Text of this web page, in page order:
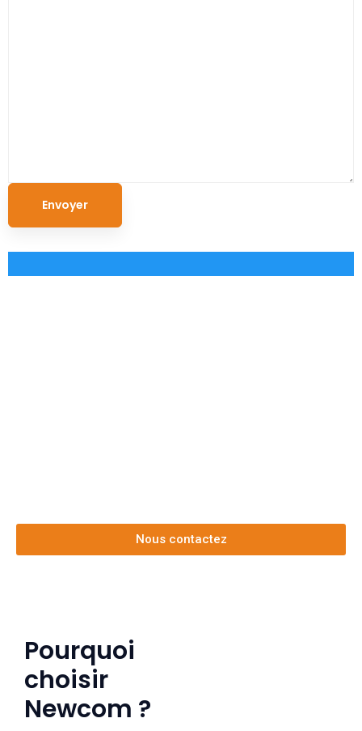
Nous contactez
Pourquoi
choisir
Newcom ?